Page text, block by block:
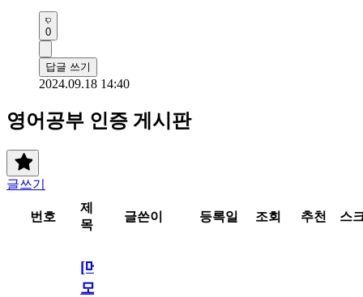
0
답글 쓰기
2024.09.18 14:40
영어공부 인증 게시판
글쓰기
번호
제
목
글쓴이 등록일 조회 추천 스
[메
모